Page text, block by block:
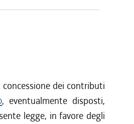
dei contributi
, eventualmente disposti,
legge, in favore degli